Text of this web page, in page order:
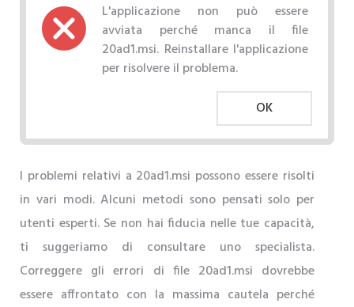
L'applicazione non può essere
avviata perché manca il file
20ad1.msi. Reinstallare l'applicazione
per risolvere il problema.
OK
I problemi relativi a 20ad1.msi possono essere risolti
in vari modi. Alcuni metodi sono pensati solo per
utenti esperti. Se non hai fiducia nelle tue capacità,
ti suggeriamo di consultare uno specialista.
Correggere gli errori di file 20ad1.msi dovrebbe
essere affrontato con la massima cautela perché